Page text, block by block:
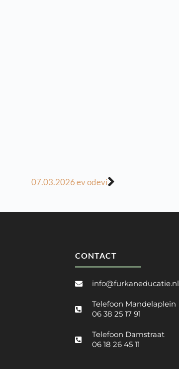
07.03.2026 ev odevi
CONTACT
info@furkaneducatie.nl
Telefoon Mandelaplein
06 38 25 17 91
Telefoon Damstraat
06 18 26 45 11